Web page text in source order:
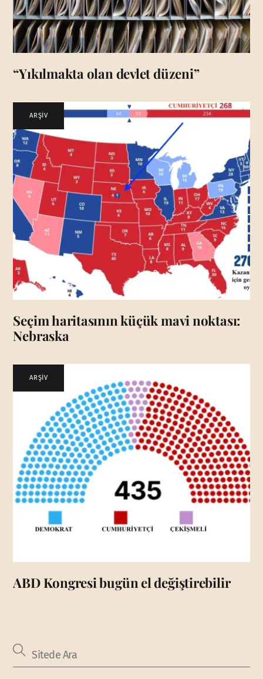
“Yıkılmakta olan devlet düzeni”
ARŞİV
Seçim haritasının küçük mavi noktası:
Nebraska
ARŞİV
ABD Kongresi bugün el değiştirebilir